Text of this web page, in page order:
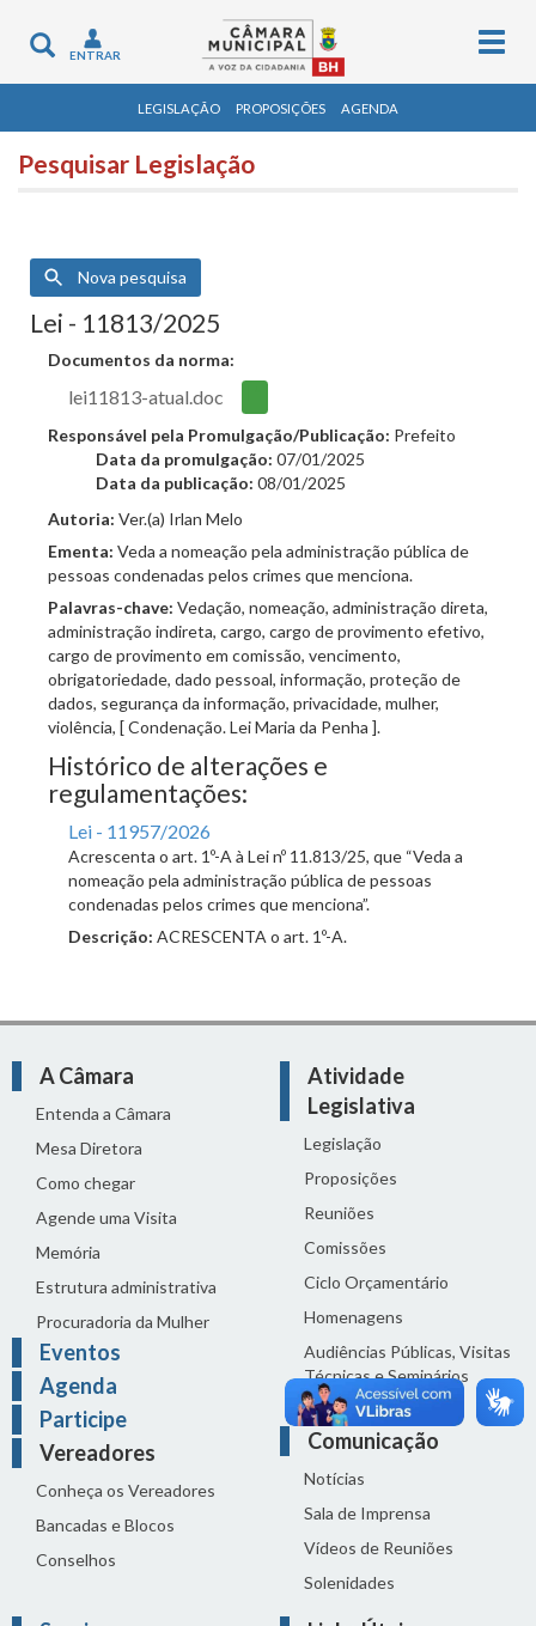
Toggle
navigation
ENTRAR
LEGISLAÇÃO PROPOSIÇÕES AGENDA
Pesquisar Legislação
Nova pesquisa
Lei - 11813/2025
Documentos da norma:
lei11813-atual.doc
Responsável pela Promulgação/Publicação: Prefeito
Data da promulgação: 07/01/2025
Data da publicação: 08/01/2025
Autoria: Ver.(a) Irlan Melo
Ementa: Veda a nomeação pela administração pública de
pessoas condenadas pelos crimes que menciona.
Palavras-chave: Vedação, nomeação, administração direta,
administração indireta, cargo, cargo de provimento efetivo,
cargo de provimento em comissão, vencimento,
obrigatoriedade, dado pessoal, informação, proteção de
dados, segurança da informação, privacidade, mulher,
violência, [ Condenação. Lei Maria da Penha ].
Histórico de alterações e
regulamentações:
Lei - 11957/2026
Acrescenta o art. 1º-A à Lei nº 11.813/25, que “Veda a
nomeação pela administração pública de pessoas
condenadas pelos crimes que menciona”.
Descrição: ACRESCENTA o art. 1º-A.
A Câmara
Entenda a Câmara
Mesa Diretora
Como chegar
Agende uma Visita
Memória
Estrutura administrativa
Procuradoria da Mulher
Eventos
Agenda
Participe
Vereadores
Conheça os Vereadores
Bancadas e Blocos
Conselhos
Atividade
Legislativa
Legislação
Proposições
Reuniões
Comissões
Ciclo Orçamentário
Homenagens
Audiências Públicas, Visitas
Técnicas e Seminários
Distribuição do dia
Comunicação
Notícias
Sala de Imprensa
Vídeos de Reuniões
Solenidades